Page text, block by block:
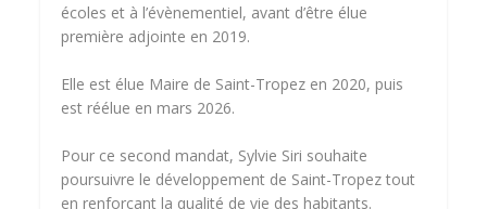
écoles et à l’évènementiel, avant d’être élue
première adjointe en 2019.
Elle est élue Maire de Saint-Tropez en 2020, puis
est réélue en mars 2026.
Pour ce second mandat, Sylvie Siri souhaite
poursuivre le développement de Saint-Tropez tout
en renforçant la qualité de vie des habitants.